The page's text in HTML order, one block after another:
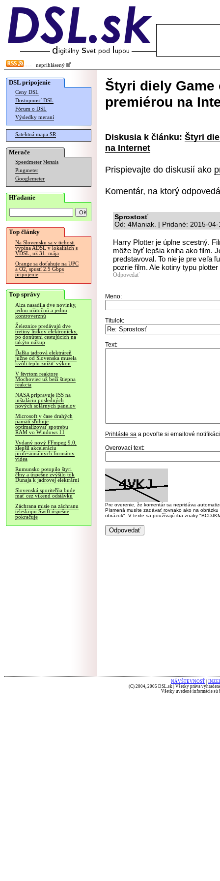
neprihlásený
DSL pripojenie
Ceny DSL
Dostupnosť DSL
Fórum o DSL
Výsledky meraní
Satelitná mapa SR
Merače
Speedmeter Merania
Pingmeter
Googlemeter
Hľadanie
Top články
Na Slovensku sa v tichosti
vypína ADSL v lokalitách s
VDSL, už 31. mája
Orange sa doťahuje na UPC
a O2, spustí 2.5 Gbps
pripojenie
Top správy
Alza nasadila dve novinky,
jednu užitočnú a jednu
kontroverznú
Železnice predávajú dve
tretiny lístkov elektronicky,
po donútení cestujúcich na
takýto nákup
Ďalšia jadrová elektráreň
južne od Slovenska musela
kvôli teplu znížiť výkon
V štvrtom reaktore
Mochoviec už beží štiepna
reakcia
NASA pripravuje ISS na
inštaláciu posledných
nových solárnych panelov
Microsoft v čase drahých
pamätí sľubuje
optimalizovať spotrebu
RAM vo Windows 11
Vydaný nový FFmpeg 9.0,
zlepšil akceleráciu
profesionálnych formátov
videa
Rumunsko potopilo štyri
člny a úspešne zvýšilo tok
Dunaja k jadrovej elektrárni
Slovenská sporiteľňa bude
mať cez víkend odstávku
Záchrana misie na záchranu
teleskopu Swift úspešne
pokračuje
Štyri diely
premiérou na
Diskusia k článku: Štyri
na Internet
Prispievajte do diskusií ako
Komentár, na ktorý
Sprostosť
Od: 4Maniak. | Pridané: 2015-
Harry Plotter je úplne scestný.
môže byť lepšia kniha ako film.
predstavoval. To nie je pre veľa
pozrie film. Ale kotiny typu
Odpovedať
Meno:
Titulok:
Text:
Prihláste sa a povoľte si emailové
Overovací text:
Pre overenie, že komentár sa nepridáva
Písmená musíte zadávať rovnako ako na
obrázok". V texte sa používajú iba znaky
NÁVŠTEVNOSŤ
(C) 2004, 2005 DSL.sk | Všetky práva
Všetky uvedené informácie sú